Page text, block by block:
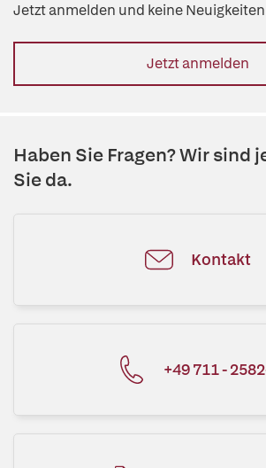
Jetzt anmelden und keine
Jetzt anmelden
Haben Sie Fragen? Wir sind
Sie da.
Kontakt
+49 711 -